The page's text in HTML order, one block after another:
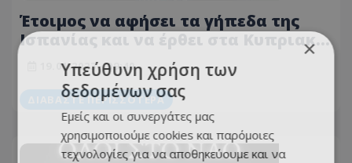
Έτοιμος να αφήσει τα γήπεδα της
Ισπανίας και να έρθει στα Κυπριακά
ΣΑΛΟΝΙΑ - Σε προχωρημένο στάδιο
οι επαφές
19.01.2023 - 09:40
ΔΙΑΒΆΣΤΕ ΠΕΡΙΣΣΌΤΕΡΑ
×
Υπεύθυνη χρήση των
δεδομένων σας
Εμείς και οι συνεργάτες μας
χρησιμοποιούμε cookies και παρόμοιες
τεχνολογίες για να αποθηκεύουμε και να